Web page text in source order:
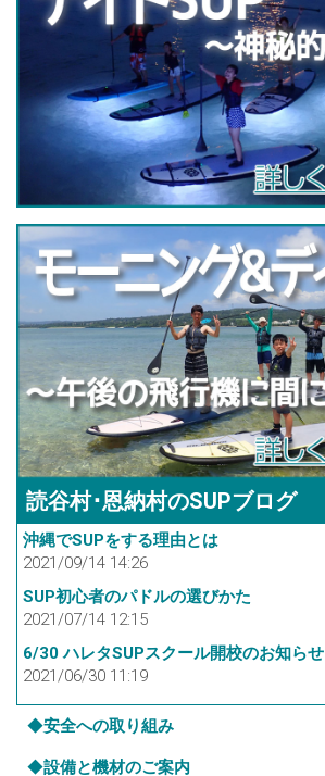
読谷村･恩納村のSUPブログ
沖縄でSUPをする理由とは
2021/09/14 14:26
SUP初心者のパドルの選びかた
2021/07/14 12:15
6/30 ハレタSUPスクール開校のお知らせ
2021/06/30 11:19
◆安全への取り組み
◆設備と機材のご案内